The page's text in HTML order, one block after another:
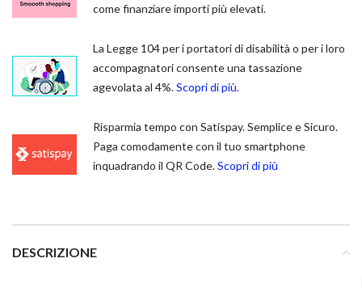
come finanziare importi più elevati.
La Legge 104 per i portatori di disabilità o per i loro
accompagnatori consente una tassazione
agevolata al 4%.Scopri di più.
Risparmia tempo con Satispay. Semplice e Sicuro.
Paga comodamente con il tuo smartphone
inquadrando il QR Code.Scopri di più
DESCRIZIONE